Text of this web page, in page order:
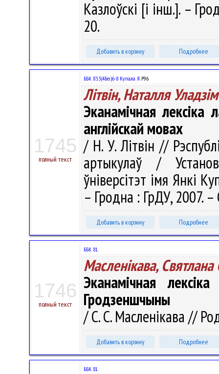
Казлоўскі [і інш.]. –
20.
Добавить в корзину Подробнее
1745
полный текст
ББК 83.3(4Беі)6-8 Купала Я.Р96
Літвін, Наталля
Эканамічная лексіка
англійскай мовах
/ Н. У. Літвін //
артыкулаў /
ўніверсітэт імя Янкі
– Гродна : ГрДУ, 2007.
Добавить в корзину Подробнее
1746
полный текст
ББК 81.
Масленікава, Святлана
Эканамічная
Гродзеншчыны
/ С. С. Масленікава //
Добавить в корзину Подробнее
ББК 81.